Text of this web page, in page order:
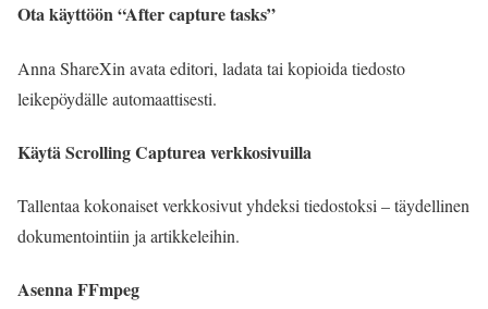
Ota käyttöön “After capture tasks”
Anna ShareXin avata editori, ladata tai kopioida tiedosto
leikepöydälle automaattisesti.
Käytä Scrolling Capturea verkkosivuilla
Tallentaa kokonaiset verkkosivut yhdeksi tiedostoksi – täydellinen
dokumentointiin ja artikkeleihin.
Asenna FFmpeg